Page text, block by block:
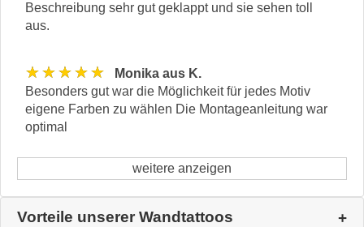
Beschreibung sehr gut geklappt und sie sehen toll
aus.
★★★★★
Monika aus K.
Besonders gut war die Möglichkeit für jedes Motiv
eigene Farben zu wählen Die Montageanleitung war
optimal
weitere anzeigen
Vorteile unserer Wandtattoos